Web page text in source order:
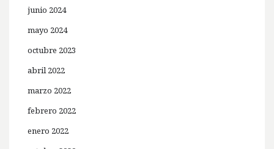
junio 2024
mayo 2024
octubre 2023
abril 2022
marzo 2022
febrero 2022
enero 2022